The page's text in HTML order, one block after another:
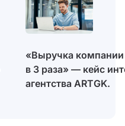
«Выручка
в 3 раза» — кейс
агентства ARTGK.